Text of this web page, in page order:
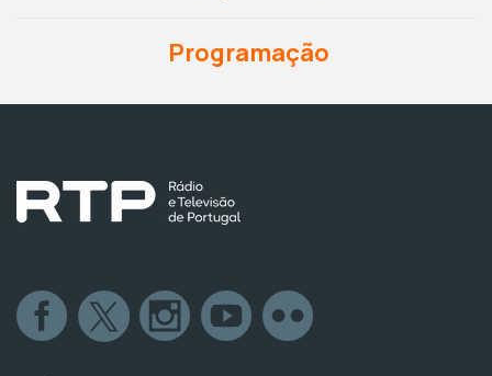
Programação